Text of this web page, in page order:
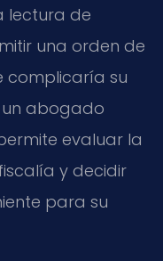
lectura de
una orden de
complicaría su
un abogado
evaluar la
y decidir
para su